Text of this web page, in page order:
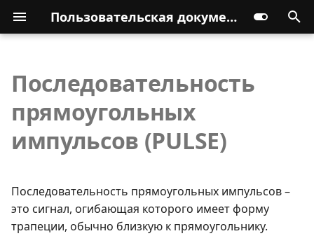
Пользовательская документация
Последовательность
прямоугольных
импульсов (PULSE)
Последовательность прямоугольных импульсов –
это сигнал, огибающая которого имеет форму
трапеции, обычно близкую к прямоугольнику.